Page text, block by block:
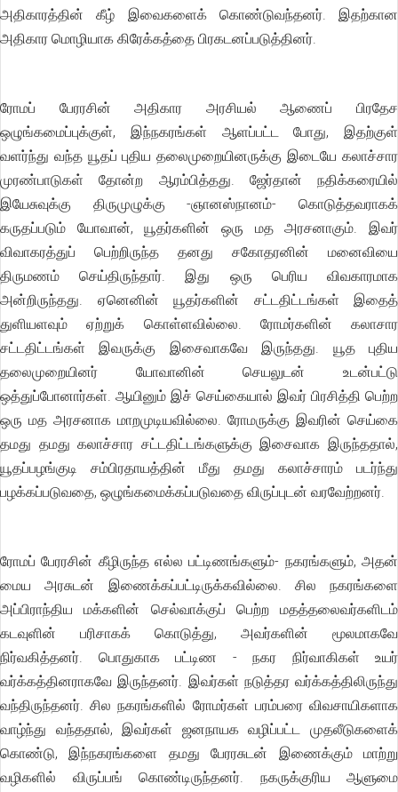
அதிகாரத்தின் கீழ் இவைகளைக் கொண்டுவந்தனர். இதற்கான
அதிகார மொழியாக கிரேக்கத்தை பிரகடனப்படுத்தினர்.
ரோமப் பேரரசின் அதிகார அரசியல் ஆணைப் பிரதேச
ஒழுங்கமைப்புக்குள், இந்நகரங்கள் ஆளப்பட்ட போது, இதற்குள்
வளர்ந்து வந்த யூதப் புதிய தலைமுறையினருக்கு இடையே கலாச்சார
முரண்பாடுகள் தோன்ற ஆரம்பித்தது. ஜேர்தான் நதிக்கரையில்
இயேசுவுக்கு திருமுழுக்கு -ஞானஸ்நானம்- கொடுத்தவராகக்
கருதப்படும் யோவான், யூதர்களின் ஒரு மத அரசனாகும். இவர்
விவாகரத்துப் பெற்றிருந்த தனது சகோதரனின் மனைவியை
திருமணம் செய்திருந்தார். இது ஒரு பெரிய விவகாரமாக
அன்றிருந்தது. ஏனெனின் யூதர்களின் சட்டதிட்டங்கள் இதைத்
துளியளவும் ஏற்றுக் கொள்ளவில்லை. ரோமர்களின் கலாசார
சட்டதிட்டங்கள் இவருக்கு இசைவாகவே இருந்தது. யூத புதிய
தலைமுறையினர் யோவானின் செயலுடன் உடன்பட்டு
ஒத்துப்போனார்கள். ஆயினும் இச் செய்கையால் இவர் பிரசித்தி பெற்ற
ஒரு மத அரசனாக மாறமுடியவில்லை. ரோமருக்கு இவரின் செய்கை
தமது தமது கலாச்சார சட்டதிட்டங்களுக்கு இசைவாக இருந்ததால்,
யூதப்பழங்குடி சம்பிரதாயத்தின் மீது தமது கலாச்சாரம் படர்ந்து
பழக்கப்படுவதை, ஒழுங்கமைக்கப்படுவதை விருப்புடன் வரவேற்றனர்.
ரோமப் பேரரசின் கீழிருந்த எல்ல பட்டிணங்களும்- நகரங்களும், அதன்
மைய அரசுடன் இணைக்கப்பட்டிருக்கவில்லை. சில நகரங்களை
அப்பிராந்திய மக்களின் செல்வாக்குப் பெற்ற மதத்தலைவர்களிடம்
கடவுளின் பரிசாகக் கொடுத்து, அவர்களின் மூலமாகவே
நிர்வகித்தனர். பொதுகாக பட்டிண - நகர நிர்வாகிகள் உயர்
வர்க்கத்தினராகவே இருந்தனர். இவர்கள் நடுத்தர வர்க்கத்திலிருந்து
வந்திருந்தனர். சில நகரங்களில் ரோமர்கள் பரம்பரை விவசாயிகளாக
வாழ்ந்து வந்ததால், இவர்கள் ஜனநாயக வழிப்பட்ட முதலீடுகளைக்
கொண்டு, இந்நகரங்களை தமது பேரரசுடன் இணைக்கும் மாற்று
வழிகளில் விருப்பங் கொண்டிருந்தனர். நகருக்குரிய ஆளுமை